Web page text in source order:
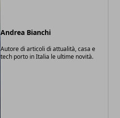
Andrea Bianchi
Autore di articoli di attualità, casa e
tech porto in Italia le ultime novità.